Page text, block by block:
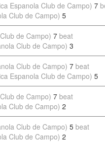
Espanola Club de Campo) 7
Club de Campo) 5
de Campo) 7 beat
Club de Campo) 3
Club de Campo) 7 beat
Espanola Club de Campo) 5
de Campo) 7 beat
Club de Campo) 2
Club de Campo) 5 beat
Club de Campo) 2